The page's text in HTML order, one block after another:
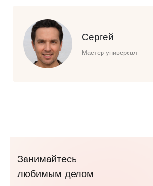
Сергей
Мастер-универсал
Занимайтесь
любимым делом